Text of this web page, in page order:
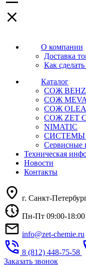
О компании
Доставка
Как сделать
Каталог
СОЖ
СОЖ
СОЖ OLEA
СОЖ ZET
NIMATIC
СИСТЕМЫ
Сервисные
Техническая
Новости
Контакты
г. Санкт-
Пн-Пт 09:00-18:00
info@zet-chemie.ru
8 (812) 448-75-58
Заказать звонок